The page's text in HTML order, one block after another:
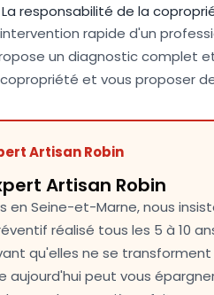
responsabilité de la
rapide d'un
un diagnostic complet
et vous proposer
Artisan Robin
Artisan Robin
en Seine-et-Marne, nous
réalisé tous les 5 à 10
qu'elles ne se
aujourd'hui peut vous